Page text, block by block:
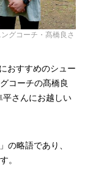
グコーチ・髙橋良さ
おすすめのシュー
コーチの髙橋良
平さんにお越しい
の略語であり、
。